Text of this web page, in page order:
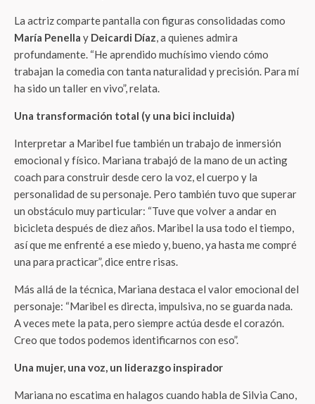
La actriz comparte pantalla con figuras consolidadas como
María Penella y Deicardi Díaz , a quienes admira
profundamente. “He aprendido muchísimo viendo cómo
trabajan la comedia con tanta naturalidad y precisión. Para mí
ha sido un taller en vivo”, relata.
Una transformación total (y una bici incluida)
Interpretar a Maribel fue también un trabajo de inmersión
emocional y físico. Mariana trabajó de la mano de un acting
coach para construir desde cero la voz, el cuerpo y la
personalidad de su personaje. Pero también tuvo que superar
un obstáculo muy particular: “Tuve que volver a andar en
bicicleta después de diez años. Maribel la usa todo el tiempo,
así que me enfrenté a ese miedo y, bueno, ya hasta me compré
una para practicar”, dice entre risas.
Más allá de la técnica, Mariana destaca el valor emocional del
personaje: “Maribel es directa, impulsiva, no se guarda nada.
A veces mete la pata, pero siempre actúa desde el corazón.
Creo que todos podemos identificarnos con eso”.
Una mujer, una voz, un liderazgo inspirador
Mariana no escatima en halagos cuando habla de Silvia Cano,